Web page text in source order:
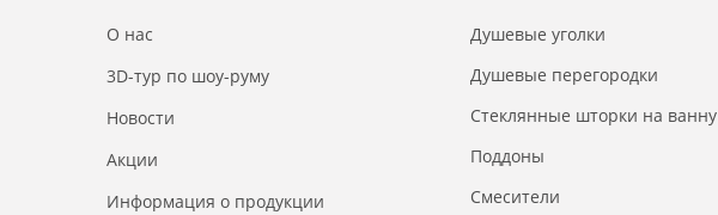
О нас
3D-тур по шоу-руму
Новости
Акции
Информация о продукции
Душевые уголки
Душевые перегородки
Стеклянные шторки на ванну
Поддоны
Смесители